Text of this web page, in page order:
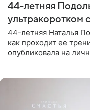
44-летняя
ультракоротком
44-летняя Наталья
как проходит ее
опубликовала на